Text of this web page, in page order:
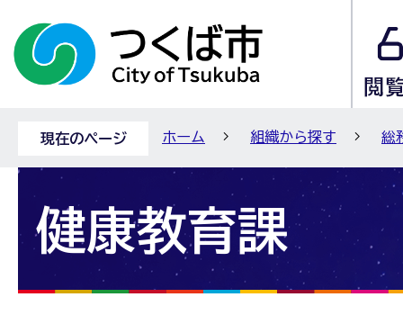
現在のページ ホーム 組織から探す 総
健康教育課